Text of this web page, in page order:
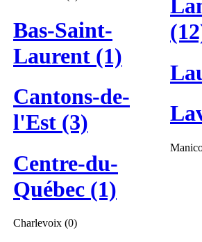
Bas-Saint-
Laurent (1)
Cantons-de-
l'Est (3)
Centre-du-
Québec (1)
Charlevoix (0)